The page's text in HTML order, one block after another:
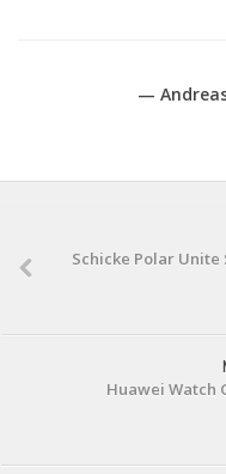
—
Schicke Polar
Huawei Watch